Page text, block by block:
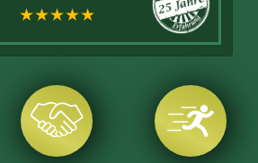
★★★★★